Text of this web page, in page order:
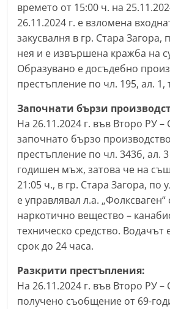
а
г
о
р
k
a
z
l
a
k
.
i
n
f
времето от 15:00 ч. на
26.11.2024 г. е взломена
закусвалня в гр. Стара Загора,
нея и е извършена кражба на
Образувано е досъдебно
престъпление по чл. 195, ал. 1,
Започнати бързи
На 26.11.2024 г. във Второ РУ –
започнато бързо
престъпление по чл. 343б, ал.
годишен мъж, затова че на
21:05 ч., в гр. Стара Загора, по
е управлявал л.а.
наркотично вещество –
техническо средство. Водачът
срок до 24 часа.
Разкрити престъпления:
На 26.11.2024 г. във Второ РУ –
получено съобщение от 69-